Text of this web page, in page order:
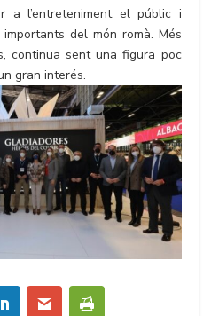
a l’entreteniment el públic i
del món romà. Més
continua sent una figura poc
gran interés.